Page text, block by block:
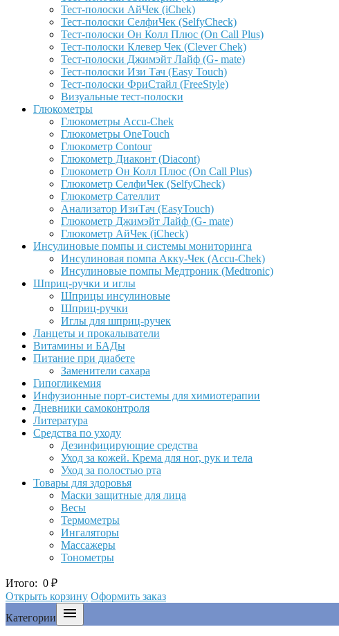
Тест-полоски АйЧек (iChek)
Тест-полоски СелфиЧек (SelfyCheck)
Тест-полоски Он Колл Плюс (On Call Plus)
Тест-полоски Клевер Чек (Clever Chek)
Тест-полоски Джимэйт Лайф (G- mate)
Тест-полоски Изи Тач (Easy Touch)
Тест-полоски ФриCтайл (FreeStyle)
Визуальные тест-полоски
Глюкометры
Глюкометры Accu-Сhek
Глюкометры OneTouch
Глюкометр Contour
Глюкометр Диаконт (Diacont)
Глюкометр Он Колл Плюс (On Call Plus)
Глюкометр СелфиЧек (SelfyCheck)
Глюкометр Сателлит
Анализатор ИзиТач (EasyTouch)
Глюкометр Джимэйт Лайф (G- mate)
Глюкометр АйЧек (iCheck)
Инсулиновые помпы и системы мониторинга
Инсулиновая помпа Акку-Чек (Accu-Chek)
Инсулиновые помпы Медтроник (Medtronic)
Шприц-ручки и иглы
Шприцы инсулиновые
Шприц-ручки
Иглы для шприц-ручек
Ланцеты и прокалыватели
Витамины и БАДы
Питание при диабете
Заменители сахара
Гипогликемия
Инфузионные порт-системы для химиотерапии
Дневники самоконтроля
Литература
Средства по уходу
Дезинфицирующие средства
Уход за кожей. Крема для ног, рук и тела
Уход за полостью рта
Товары для здоровья
Маски защитные для лица
Весы
Термометры
Ингаляторы
Массажеры
Тонометры
Итого: 0 ₽
Открыть корзину Оформить заказ
Категории
